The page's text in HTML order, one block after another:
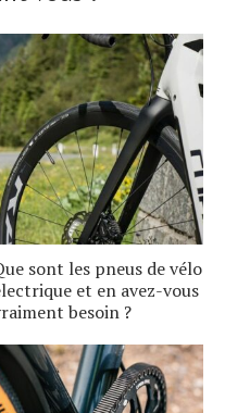
sont les pneus de vélo
et en avez-vous
besoin ?